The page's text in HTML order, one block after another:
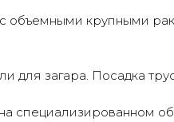
объемными крупными
для загара. Посадка
специализированном